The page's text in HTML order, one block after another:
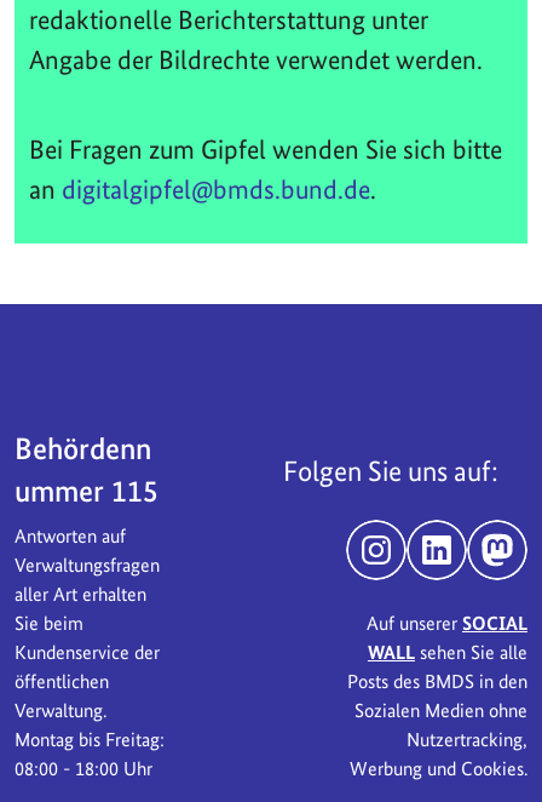
redaktionelle Berichterstattung unter
Angabe der Bildrechte verwendet werden.
Bei Fragen zum Gipfel wenden Sie sich bitte
an digitalgipfel@bmds.bund.de.
Behördenn
ummer 115
Antworten auf
Verwaltungsfragen
aller Art erhalten
Sie beim
Kundenservice der
öffentlichen
Verwaltung.
Montag bis Freitag:
08:00 - 18:00 Uhr
Folgen Sie uns auf:
InstagramLinkedIn
Auf unserer SOCIAL
WALLsehen Sie alle
Posts des BMDS in den
Sozialen Medien ohne
Nutzertracking,
Werbung und Cookies.